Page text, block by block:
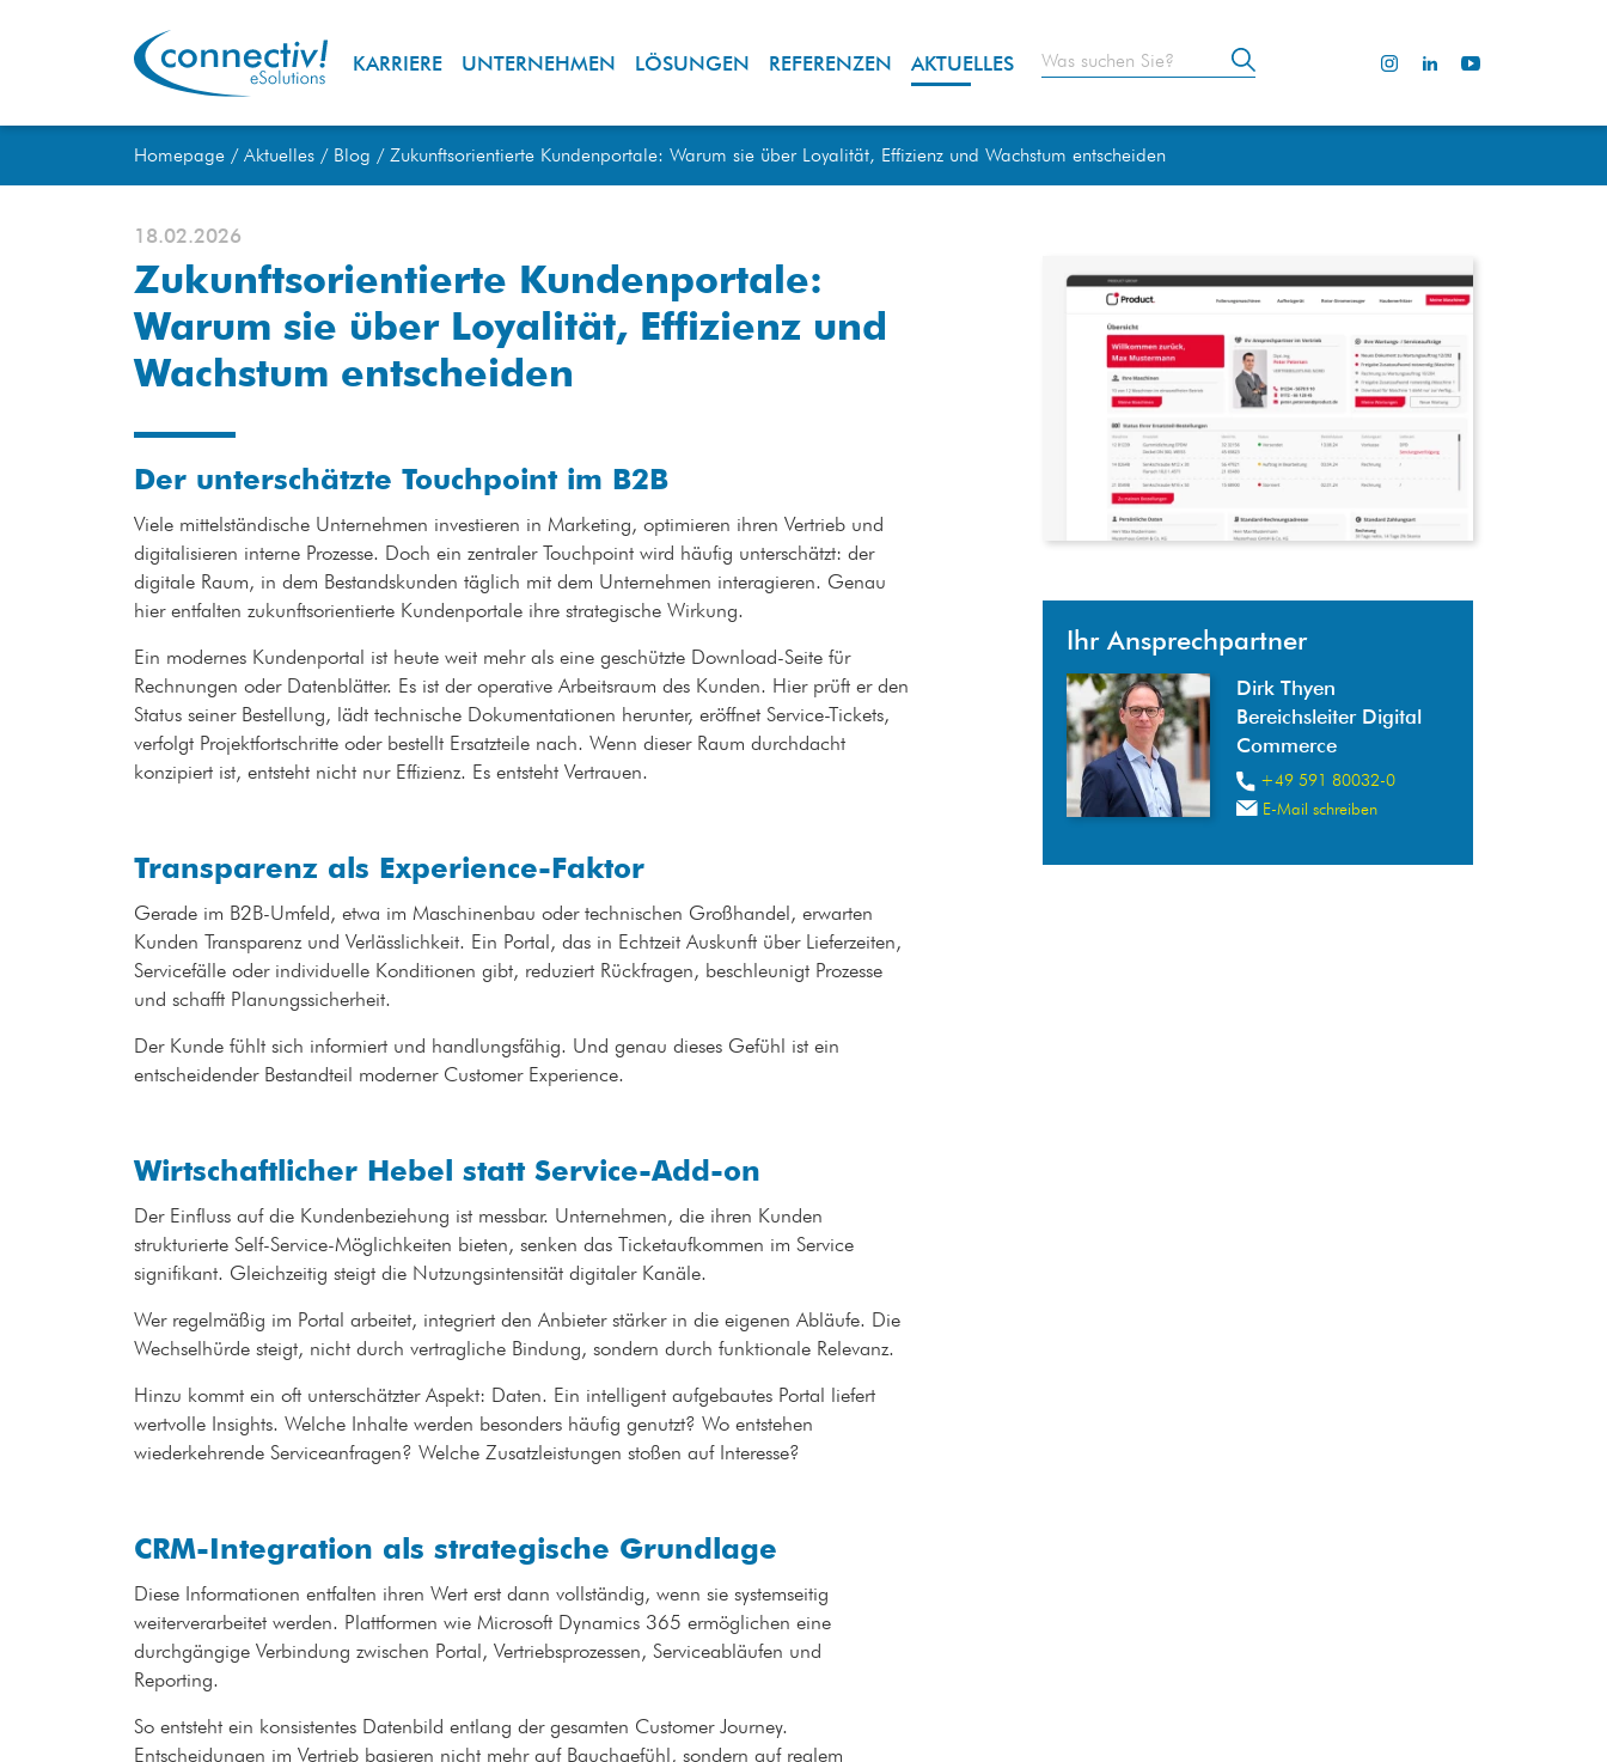
KARRIERE UNTERNEHMEN LÖSUNGEN REFERENZEN AKTUELLES Was suchen Sie?
Homepage Aktuelles Blog Zukunftsorientierte Kundenportale: Warum sie über Loyalität, Effizienz und Wachstum entscheiden
18.02.2026
Ihr Ansprechpartner
Dirk Thyen
Bereichsleiter Digital
Commerce
+49 591 80032-0
E-Mail schreiben
Zukunftsorientierte Kundenportale:
Warum sie über Loyalität, Effizienz und
Wachstum entscheiden
Der unterschätzte Touchpoint im B2B
Viele mittelständische Unternehmen investieren in Marketing, optimieren ihren Vertrieb und
digitalisieren interne Prozesse. Doch ein zentraler Touchpoint wird häufig unterschätzt: der
digitale Raum, in dem Bestandskunden täglich mit dem Unternehmen interagieren. Genau
hier entfalten zukunftsorientierte Kundenportale ihre strategische Wirkung.
Ein modernes Kundenportal ist heute weit mehr als eine geschützte Download-Seite für
Rechnungen oder Datenblätter. Es ist der operative Arbeitsraum des Kunden. Hier prüft er den
Status seiner Bestellung, lädt technische Dokumentationen herunter, eröffnet Service-Tickets,
verfolgt Projektfortschritte oder bestellt Ersatzteile nach. Wenn dieser Raum durchdacht
konzipiert ist, entsteht nicht nur Effizienz. Es entsteht Vertrauen.
Transparenz als Experience-Faktor
Gerade im B2B-Umfeld, etwa im Maschinenbau oder technischen Großhandel, erwarten
Kunden Transparenz und Verlässlichkeit. Ein Portal, das in Echtzeit Auskunft über Lieferzeiten,
Servicefälle oder individuelle Konditionen gibt, reduziert Rückfragen, beschleunigt Prozesse
und schafft Planungssicherheit.
Der Kunde fühlt sich informiert und handlungsfähig. Und genau dieses Gefühl ist ein
entscheidender Bestandteil moderner Customer Experience.
Wirtschaftlicher Hebel statt Service-Add-on
Der Einfluss auf die Kundenbeziehung ist messbar. Unternehmen, die ihren Kunden
strukturierte Self-Service-Möglichkeiten bieten, senken das Ticketaufkommen im Service
signifikant. Gleichzeitig steigt die Nutzungsintensität digitaler Kanäle.
Wer regelmäßig im Portal arbeitet, integriert den Anbieter stärker in die eigenen Abläufe. Die
Wechselhürde steigt, nicht durch vertragliche Bindung, sondern durch funktionale Relevanz.
Hinzu kommt ein oft unterschätzter Aspekt: Daten. Ein intelligent aufgebautes Portal liefert
wertvolle Insights. Welche Inhalte werden besonders häufig genutzt? Wo entstehen
wiederkehrende Serviceanfragen? Welche Zusatzleistungen stoßen auf Interesse?
CRM-Integration als strategische Grundlage
Diese Informationen entfalten ihren Wert erst dann vollständig, wenn sie systemseitig
weiterverarbeitet werden. Plattformen wie Microsoft Dynamics 365 ermöglichen eine
durchgängige Verbindung zwischen Portal, Vertriebsprozessen, Serviceabläufen und
Reporting.
So entsteht ein konsistentes Datenbild entlang der gesamten Customer Journey.
Entscheidungen im Vertrieb basieren nicht mehr auf Bauchgefühl, sondern auf realem